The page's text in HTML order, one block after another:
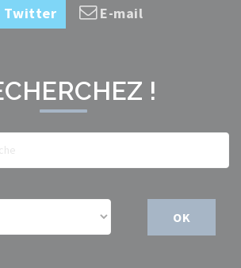
Twitter E-mail
!
OK